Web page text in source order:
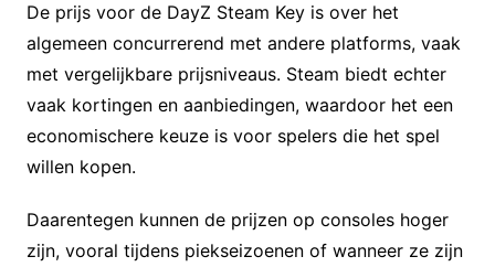
De prijs voor de DayZ Steam Key is over het
algemeen concurrerend met andere platforms, vaak
met vergelijkbare prijsniveaus. Steam biedt echter
vaak kortingen en aanbiedingen, waardoor het een
economischere keuze is voor spelers die het spel
willen kopen.
Daarentegen kunnen de prijzen op consoles hoger
zijn, vooral tijdens piekseizoenen of wanneer ze zijn